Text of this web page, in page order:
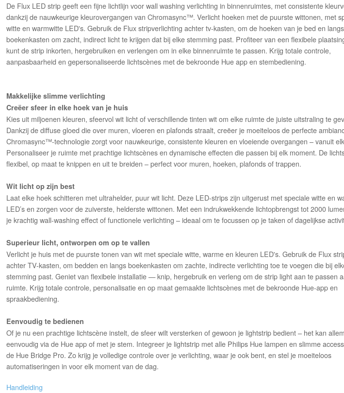
De Flux LED strip geeft een fijne lichtlijn voor wall washing verlichting in binnenruimtes, met consistente
dankzij de nauwkeurige kleurovergangen van Chromasync™. Verlicht hoeken met de puurste wittonen, met
witte en warmwitte LED's. Gebruik de Flux stripverlichting achter tv-kasten, om de hoeken van je bed en langs
boekenkasten om zacht, indirect licht te krijgen dat bij elke stemming past. Profiteer van een flexibele
kunt de strip inkorten, hergebruiken en verlengen om in elke binnenruimte te passen. Krijg totale controle,
aanpasbaarheid en gepersonaliseerde lichtscènes met de bekroonde Hue app en stembediening.
Makkelijke slimme verlichting
Creëer sfeer in elke hoek van je huis
Kies uit miljoenen kleuren, sfeervol wit licht of verschillende tinten wit om elke ruimte de juiste uitstraling te
Dankzij de diffuse gloed die over muren, vloeren en plafonds straalt, creëer je moeiteloos de perfecte
Chromasync™️-technologie zorgt voor nauwkeurige, consistente kleuren en vloeiende overgangen – vanuit
Personaliseer je ruimte met prachtige lichtscènes en dynamische effecten die passen bij elk moment. De
flexibel, op maat te knippen en uit te breiden – perfect voor muren, hoeken, plafonds of trappen.
Wit licht op zijn best
Laat elke hoek schitteren met ultrahelder, puur wit licht. Deze LED-strips zijn uitgerust met speciale witte en
LED’s en zorgen voor de zuiverste, helderste wittonen. Met een indrukwekkende lichtopbrengst tot 2000
je krachtig wall-washing effect of functionele verlichting – ideaal om te focussen op je taken of dagelijkse
Superieur licht, ontworpen om op te vallen
Verlicht je huis met de puurste tonen van wit met speciale witte, warme en kleuren LED's. Gebruik de Flux
achter TV-kasten, om bedden en langs boekenkasten om zachte, indirecte verlichting toe te voegen die bij
stemming past. Geniet van flexibele installatie — knip, hergebruik en verleng om de strip light aan te passen
ruimte. Krijg totale controle, personalisatie en op maat gemaakte lichtscènes met de bekroonde Hue-app en
spraakbediening.
Eenvoudig te bedienen
Of je nu een prachtige lichtscène instelt, de sfeer wilt versterken of gewoon je lightstrip bedient – het kan
eenvoudig via de Hue app of met je stem. Integreer je lightstrip met alle Philips Hue lampen en slimme
de Hue Bridge Pro. Zo krijg je volledige controle over je verlichting, waar je ook bent, en stel je moeiteloos
automatiseringen in voor elk moment van de dag.
Handleiding